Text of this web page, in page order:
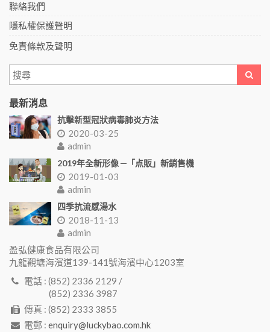
聯絡我們
隱私權保護聲明
免責條款及聲明
最新消息
抗擊新型冠狀病毒肺炎方法
2020-03-25
admin
2019年全新形像 ─「点販」新銷售機
2019-01-03
admin
四季抗流感湯水
2018-11-13
admin
盈弘健康食品有限公司
九龍觀塘海濱道139-141號海濱中心1203室
電話 : (852) 2336 2129 /
(852) 2336 3987
傳真 : (852) 2333 3855
電郵 : enquiry@luckybao.com.hk